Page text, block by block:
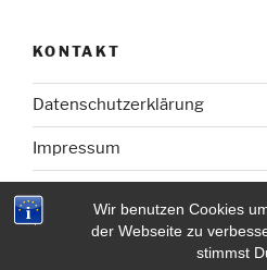
Wir benutzen Cookies
der Webseite zu
stimmst
KONTAKT
Datenschutzerklärung
Impressum